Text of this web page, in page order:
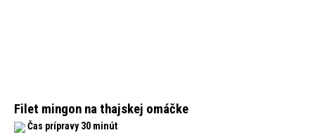
Filet mingon na thajskej omáčke
Čas prípravy 30 minút